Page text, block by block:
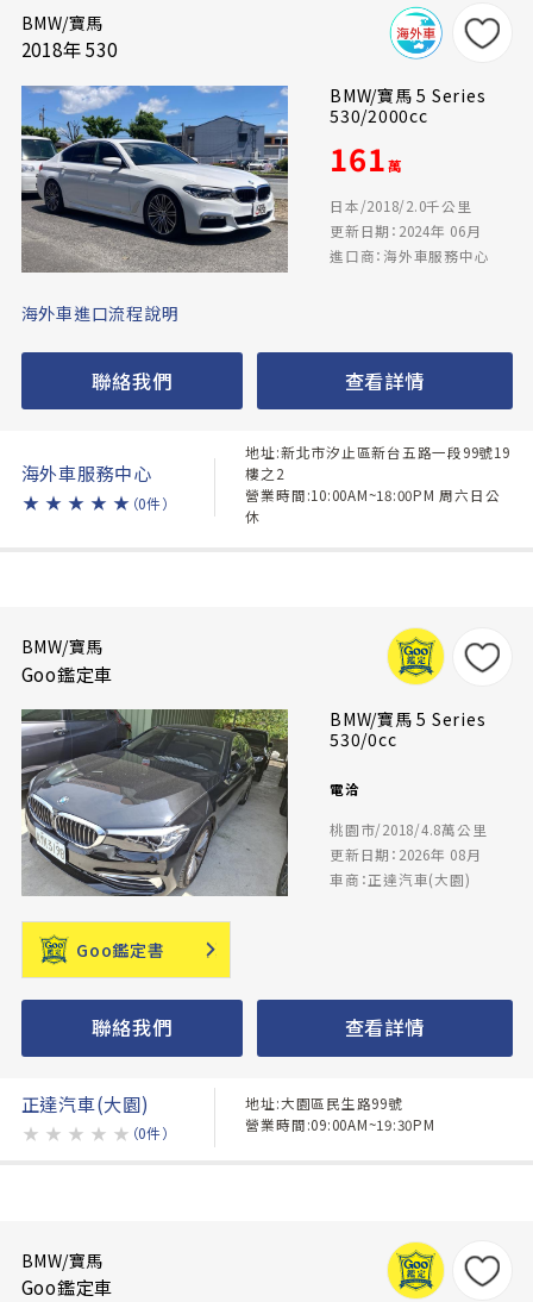
BMW/寶馬
2018年 530
BMW/寶馬 5 Series
530/2000cc
161萬
日本/2018/2.0千公里
更新日期：2024年 06月
進口商：海外車服務中心
海外車進口流程說明
聯絡我們 查看詳情
海外車服務中心
★ ★ ★ ★ ★ （0件）
地址:新北市汐止區新台五路一段99號19
樓之2
營業時間:10:00AM~18:00PM 周六日公
休
BMW/寶馬
Goo鑑定車
BMW/寶馬 5 Series
530/0cc
電洽
桃園市/2018/4.8萬公里
更新日期：2026年 08月
車商：正達汽車(大園)
Goo鑑定書
聯絡我們 查看詳情
正達汽車(大園)
★ ★ ★ ★ ★ （0件）
地址:大園區民生路99號
營業時間:09:00AM~19:30PM
BMW/寶馬
Goo鑑定車